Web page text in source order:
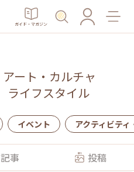
ガイド・マガジン
アート・カルチャ
ライフスタイル
イベント アクティビティ
記事 投稿